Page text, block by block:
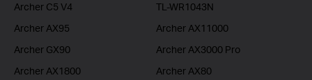
Archer C5 V4
TL-WR1043N
Archer AX95
Archer AX11000
Archer GX90
Archer AX3000 Pro
Archer AX1800
Archer AX80